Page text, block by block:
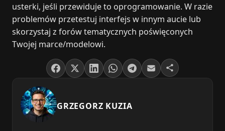
usterki, jeśli przewiduje to oprogramowanie. W razie
problemów przetestuj interfejs w innym aucie lub
skorzystaj z forów tematycznych poświęconych
Twojej marce/modelowi.
GRZEGORZ KUZIA